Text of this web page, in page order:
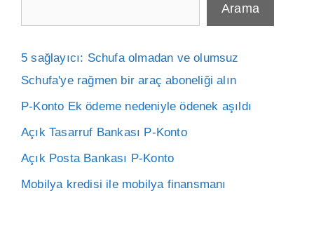
Arama
5 sağlayıcı: Schufa olmadan ve olumsuz
Schufa'ye rağmen bir araç aboneliği alın
P-Konto Ek ödeme nedeniyle ödenek aşıldı
Açık Tasarruf Bankası P-Konto
Açık Posta Bankası P-Konto
Mobilya kredisi ile mobilya finansmanı